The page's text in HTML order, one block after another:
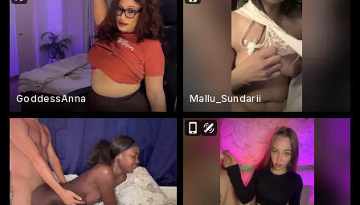
GoddessAnna Mallu_Sundarii